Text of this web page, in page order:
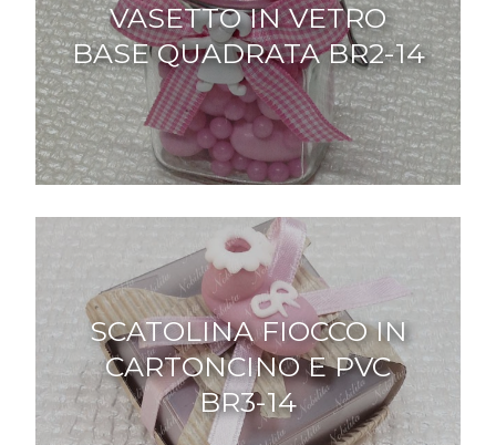
VASETTO IN VETRO
BASE QUADRATA BR2-14
SCATOLINA FIOCCO IN
CARTONCINO E PVC
BR3-14